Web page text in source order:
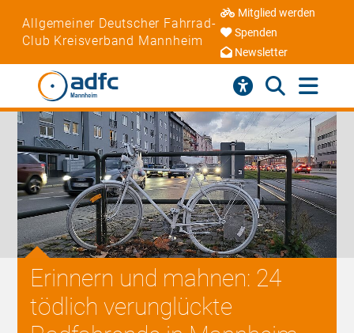
Allgemeiner Deutscher Fahrrad-
Club Kreisverband Mannheim
Mitglied werden
Spenden
Newsletter
Erinnern und mahnen: 24
tödlich verunglückte